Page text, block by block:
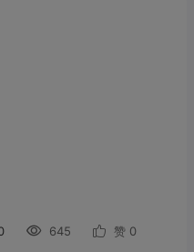
645 赞 0